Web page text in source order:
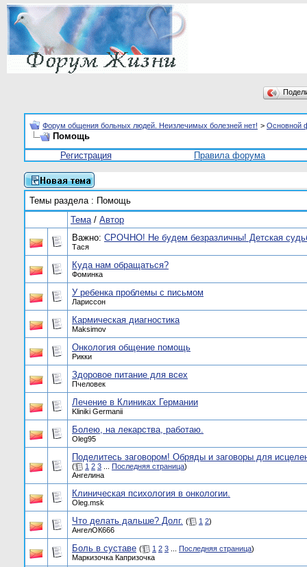
Форум общения больных людей. Неизлечимых болезней нет! > Основной
Помощь
Регистрация
Правила форума
Темы раздела: Помощь
Тема/ Автор
Важно: СРОЧНО! Не будем безразличны! Детская
Тася
Куда нам обращаться?
Фоминка
У ребенка проблемы с письмом
Лариссон
Кармическая диагностика
Maksimov
Онкология общение помощь
Рикки
Здоровое питание для всех
Пчеловек
Лечение в Клиниках Германии
Kliniki Germanii
Болею, на лекарства, работаю.
Oleg95
Поделитесь заговором! Обряды и заговоры для
( 1 2 3 Последняя страница)
Ангелина
Клиническая психология в онкологии.
Oleg.msk
Что делать дальше? Долг. ( 1 2)
АнгелОК666
Боль в суставе ( 1 2 3 Последняя страница)
Маркизочка Капризочка